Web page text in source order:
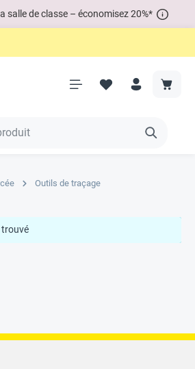
salle de classe – économisez 20%*
Outils de traçage